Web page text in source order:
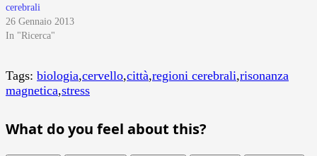
cerebrali
26 Gennaio 2013
In "Ricerca"
Tags: biologia,cervello,città,regioni cerebrali,risonanza
magnetica,stress
What do you feel about this?